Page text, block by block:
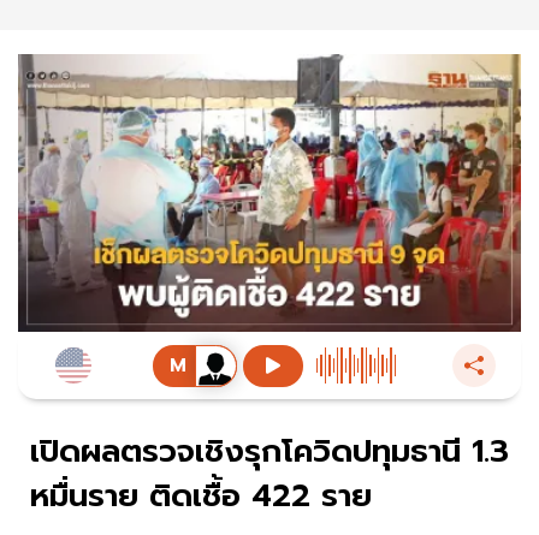
เปิดผลตรวจเชิงรุกโควิดปทุมธานี 1.3
หมื่นราย ติดเชื้อ 422 ราย